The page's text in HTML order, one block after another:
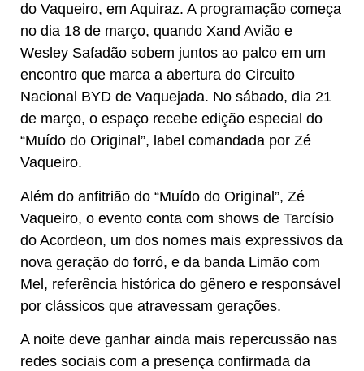
do Vaqueiro, em Aquiraz. A programação começa
no dia 18 de março, quando Xand Avião e
Wesley Safadão sobem juntos ao palco em um
encontro que marca a abertura do Circuito
Nacional BYD de Vaquejada. No sábado, dia 21
de março, o espaço recebe edição especial do
“Muído do Original”, label comandada por Zé
Vaqueiro.
Além do anfitrião do “Muído do Original”, Zé
Vaqueiro, o evento conta com shows de Tarcísio
do Acordeon, um dos nomes mais expressivos da
nova geração do forró, e da banda Limão com
Mel, referência histórica do gênero e responsável
por clássicos que atravessam gerações.
A noite deve ganhar ainda mais repercussão nas
redes sociais com a presença confirmada da